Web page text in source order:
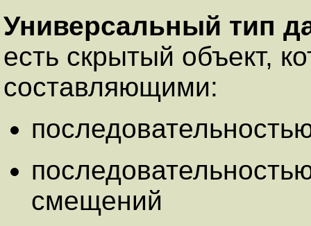
Универсальный тип
есть скрытый объект,
составляющими:
смещений